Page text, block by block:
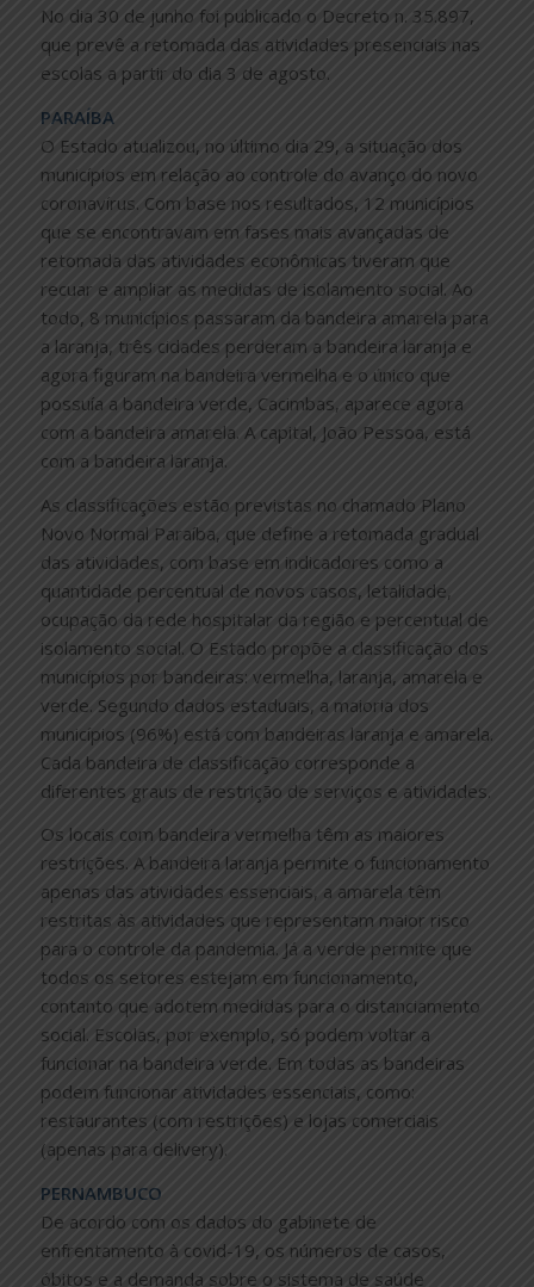
No dia 30 de junho foi publicado o Decreto n. 35.897,
que prevê a retomada das atividades presenciais nas
escolas a partir do dia 3 de agosto.
PARAÍBA
O Estado atualizou, no último dia 29, a situação dos
municípios em relação ao controle do avanço do novo
coronavírus. Com base nos resultados, 12 municípios
que se encontravam em fases mais avançadas de
retomada das atividades econômicas tiveram que
recuar e ampliar as medidas de isolamento social. Ao
todo, 8 municípios passaram da bandeira amarela para
a laranja, três cidades perderam a bandeira laranja e
agora figuram na bandeira vermelha e o único que
possuía a bandeira verde, Cacimbas, aparece agora
com a bandeira amarela. A capital, João Pessoa, está
com a bandeira laranja.
As classificações estão previstas no chamado Plano
Novo Normal Paraíba, que define a retomada gradual
das atividades, com base em indicadores como a
quantidade percentual de novos casos, letalidade,
ocupação da rede hospitalar da região e percentual de
isolamento social. O Estado propõe a classificação dos
municípios por bandeiras: vermelha, laranja, amarela e
verde. Segundo dados estaduais, a maioria dos
municípios (96%) está com bandeiras laranja e amarela.
Cada bandeira de classificação corresponde a
diferentes graus de restrição de serviços e atividades.
Os locais com bandeira vermelha têm as maiores
restrições. A bandeira laranja permite o funcionamento
apenas das atividades essenciais, a amarela têm
restritas às atividades que representam maior risco
para o controle da pandemia. Já a verde permite que
todos os setores estejam em funcionamento,
contanto que adotem medidas para o distanciamento
social. Escolas, por exemplo, só podem voltar a
funcionar na bandeira verde. Em todas as bandeiras
podem funcionar atividades essenciais, como:
restaurantes (com restrições) e lojas comerciais
(apenas para delivery).
PERNAMBUCO
De acordo com os dados do gabinete de
enfrentamento à covid-19, os números de casos,
óbitos e a demanda sobre o sistema de saúde